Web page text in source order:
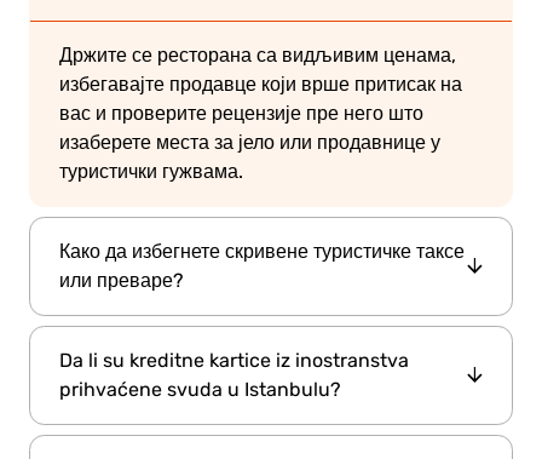
Држите се ресторана са видљивим ценама,
избегавајте продавце који врше притисак на
вас и проверите рецензије пре него што
изаберете места за јело или продавнице у
туристички гужвама.
Како да избегнете скривене туристичке таксе
или преваре?
Држите се ресторана са видљивим ценама,
избегавајте продавце који вас притискају и
проверите рецензије пре него што изаберете
локале или продавнице у туристички гужвама.
Da li su kreditne kartice iz inostranstva
prihvaćene svuda u Istanbulu?